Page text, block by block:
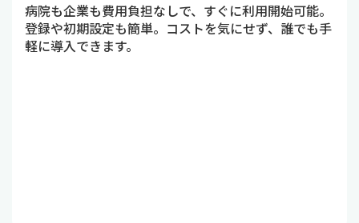
病院も企業も費用負担なしで、すぐに利用開始可能。
登録や初期設定も簡単。コストを気にせず、誰でも手
軽に導入できます。